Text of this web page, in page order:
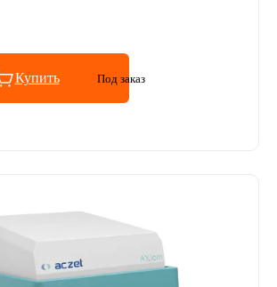
5
Купить Под заказ